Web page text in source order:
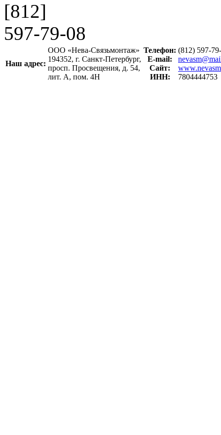
[812]
597-79-08
Наш адрес:
ООО «Нева-Связьмонтаж»
194352, г. Санкт-Петербург,
просп. Просвещения, д. 54,
лит. А, пом. 4Н
Телефон:
E-mail:
Сайт:
ИНН:
(812) 597-
7804444753